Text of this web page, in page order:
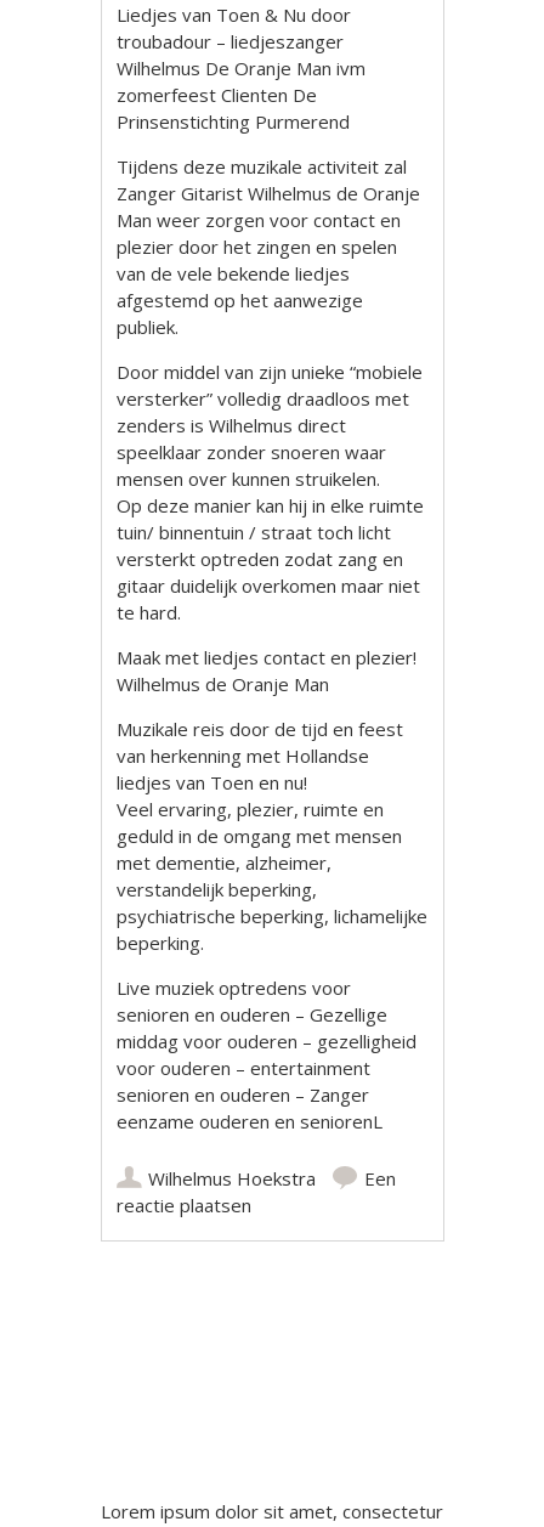
Liedjes van Toen & Nu door
troubadour – liedjeszanger
Wilhelmus De Oranje Man ivm
zomerfeest Clienten De
Prinsenstichting Purmerend
Tijdens deze muzikale activiteit zal
Zanger Gitarist Wilhelmus de Oranje
Man weer zorgen voor contact en
plezier door het zingen en spelen
van de vele bekende liedjes
afgestemd op het aanwezige
publiek.
Door middel van zijn unieke “mobiele
versterker” volledig draadloos met
zenders is Wilhelmus direct
speelklaar zonder snoeren waar
mensen over kunnen struikelen.
Op deze manier kan hij in elke ruimte
tuin/ binnentuin / straat toch licht
versterkt optreden zodat zang en
gitaar duidelijk overkomen maar niet
te hard.
Maak met liedjes contact en plezier!
Wilhelmus de Oranje Man
Muzikale reis door de tijd en feest
van herkenning met Hollandse
liedjes van Toen en nu!
Veel ervaring, plezier, ruimte en
geduld in de omgang met mensen
met dementie, alzheimer,
verstandelijk beperking,
psychiatrische beperking, lichamelijke
beperking.
Live muziek optredens voor
senioren en ouderen – Gezellige
middag voor ouderen – gezelligheid
voor ouderen – entertainment
senioren en ouderen – Zanger
eenzame ouderen en seniorenL
Wilhelmus Hoekstra
Een
reactie plaatsen
Lorem ipsum dolor sit amet, consectetur